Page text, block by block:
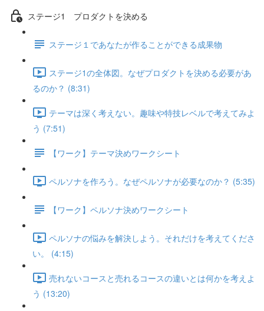
ステージ1 プロダクトを決める
ステージ１であなたが作ることができる成果物
ステージ1の全体図。なぜプロダクトを決める必要があ
るのか？ (8:31)
テーマは深く考えない。趣味や特技レベルで考えてみよ
う (7:51)
【ワーク】テーマ決めワークシート
ペルソナを作ろう。なぜペルソナが必要なのか？ (5:35)
【ワーク】ペルソナ決めワークシート
ペルソナの悩みを解決しよう。それだけを考えてくださ
い。 (4:15)
売れないコースと売れるコースの違いとは何かを考えよ
う (13:20)